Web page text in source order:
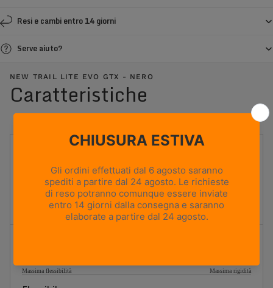
Resi e cambi entro 14 giorni
Serve aiuto?
NEW TRAIL LITE EVO GTX - NERO
Caratteristiche
Based on size US 8 (Half Pair)
ALTEZZA TOMAIA
Massima flessibilità Massima rigidità